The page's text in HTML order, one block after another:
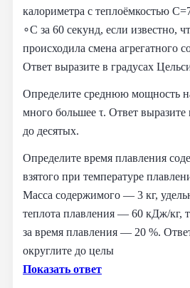
калориметра с теплоёмкостью
∘C за 60 секунд, если известно,
происходила смена агрегатного
Ответ выразите в градусах
Определите среднюю мощность
много большее τ. Ответ выразите
до десятых.
Определите время плавления
взятого при температуре
Масса содержимого — 3 кг,
теплота плавления — 60 кДж/кг,
за время плавления — 20 %.
округлите до целы
Показать ответ